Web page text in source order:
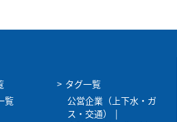
覧
タグ一覧
公営企業（上下水・ガ
ス・交通）